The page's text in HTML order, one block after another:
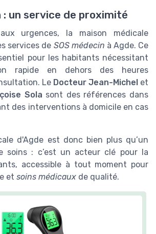
: un service de proximité
urgences, la maison médicale
services de SOS médecin à Agde. Ce
pour les habitants nécessitant
rapide en dehors des heures
Le Docteur Jean-Michel et
Sola sont des références dans
des interventions à domicile en cas
d'Agde est donc bien plus qu’un
soins : c’est un acteur clé pour la
accessible à tout moment pour
et soins médicaux de qualité.